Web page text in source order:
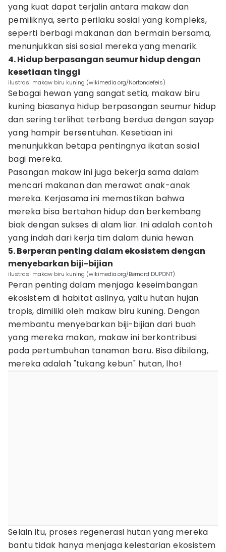
yang kuat dapat terjalin antara makaw dan
pemiliknya, serta perilaku sosial yang kompleks,
seperti berbagi makanan dan bermain bersama,
menunjukkan sisi sosial mereka yang menarik.
4. Hidup berpasangan seumur hidup dengan
kesetiaan tinggi
ilustrasi makaw biru kuning (wikimedia.org/Nortondefeis)
Sebagai hewan yang sangat setia, makaw biru
kuning biasanya hidup berpasangan seumur hidup
dan sering terlihat terbang berdua dengan sayap
yang hampir bersentuhan. Kesetiaan ini
menunjukkan betapa pentingnya ikatan sosial
bagi mereka.
Pasangan makaw ini juga bekerja sama dalam
mencari makanan dan merawat anak-anak
mereka. Kerjasama ini memastikan bahwa
mereka bisa bertahan hidup dan berkembang
biak dengan sukses di alam liar. Ini adalah contoh
yang indah dari kerja tim dalam dunia hewan.
5. Berperan penting dalam ekosistem dengan
menyebarkan biji-bijian
ilustrasi makaw biru kuning (wikimedia.org/Bernard DUPONT)
Peran penting dalam menjaga keseimbangan
ekosistem di habitat aslinya, yaitu hutan hujan
tropis, dimiliki oleh makaw biru kuning. Dengan
membantu menyebarkan biji-bijian dari buah
yang mereka makan, makaw ini berkontribusi
pada pertumbuhan tanaman baru. Bisa dibilang,
mereka adalah "tukang kebun" hutan, lho!
Selain itu, proses regenerasi hutan yang mereka
bantu tidak hanya menjaga kelestarian ekosistem